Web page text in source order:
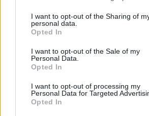
I want to opt-out of the Sharing of
personal data.
Opted In
I want to opt-out of the Sale of my
Personal Data.
Opted In
I want to opt-out of processing my
Personal Data for Targeted
Opted In
οξειδωτικού στρες.
Καταγράφηκαν
όγκων.
μελέτη του ως